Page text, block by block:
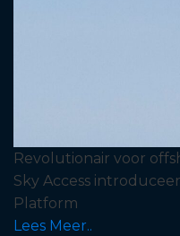
Revolutionair voor
Sky Access
Platform
Lees Meer..